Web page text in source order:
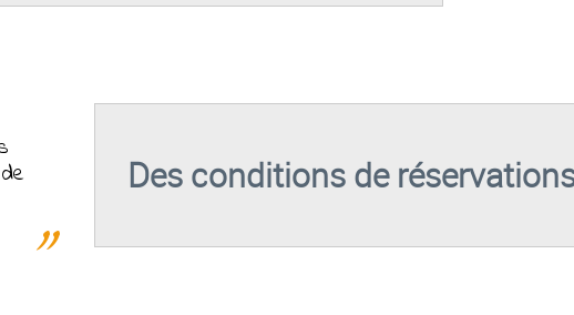
Des conditions de